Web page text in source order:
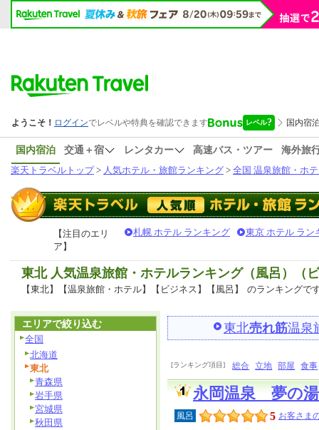
国内宿泊 交通＋宿 レンタカー 高速バス・ツアー
海外旅
楽天トラベルトップ> 人気ホテル・旅館ランキング > 全国 温泉旅館・ホ
【注目のエリ
ア】
札幌 ホテル ランキング 東京 ホテル ラン
東北 人気温泉旅館・ホテルランキング（風呂）（
【東北】【温泉旅館・ホテル】【ビジネス】【風呂】 のランキングで
東北売れ筋温泉
[ランキング項目] 総合 立地 部屋 食事
永岡温泉 夢の湯
風呂 5 お客さま
エリアで絞り込む
全国
北海道
東北
青森県
岩手県
宮城県
秋田県